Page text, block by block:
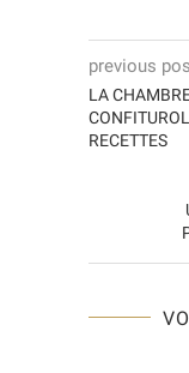
previous
LA
RECETTES